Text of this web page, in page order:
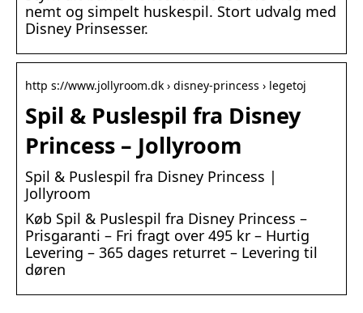
nemt og simpelt huskespil. Stort udvalg med
Disney Prinsesser.
http s://www.jollyroom.dk › disney-princess › legetoj
Spil & Puslespil fra Disney
Princess – Jollyroom
Spil & Puslespil fra Disney Princess |
Jollyroom
Køb Spil & Puslespil fra Disney Princess –
Prisgaranti – Fri fragt over 495 kr – Hurtig
Levering – 365 dages returret – Levering til
døren